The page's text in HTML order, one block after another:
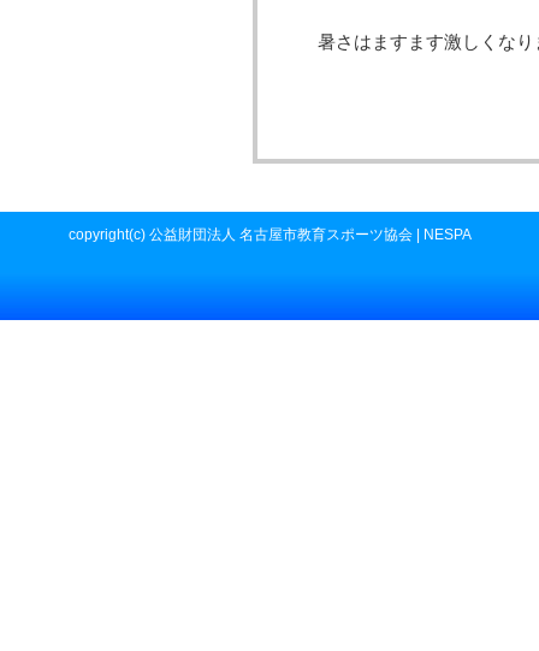
暑さはますます激しくな
copyright(c) 公益財団法人 名古屋市教育スポーツ協会 | NESPA